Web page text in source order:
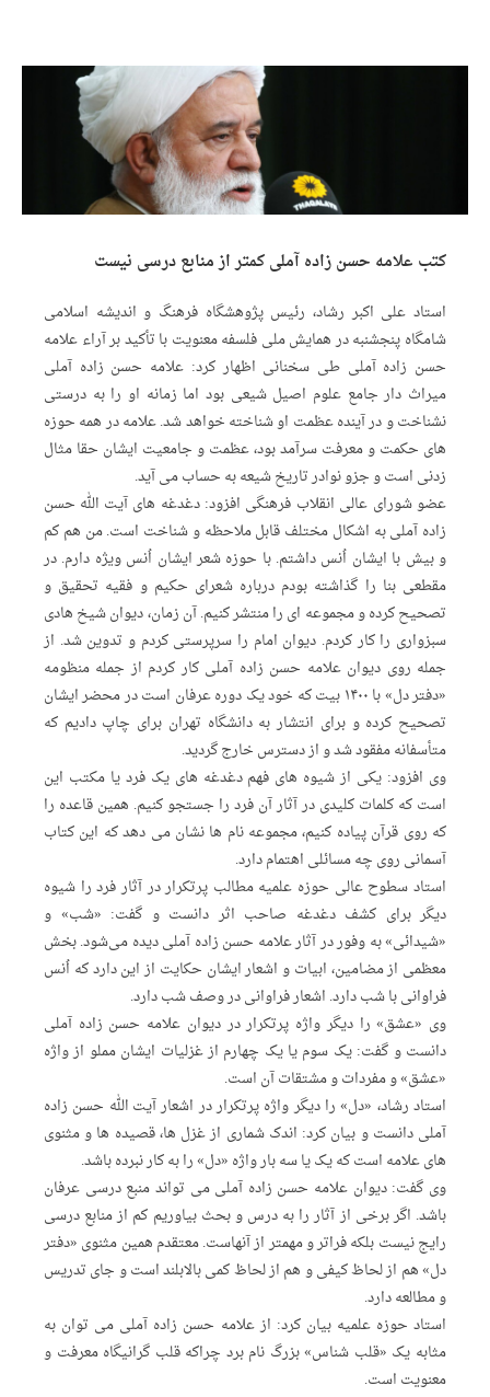
کتب علامه حسن زاده آملی کمتر از منابع درسی نیست
استاد علی اکبر رشاد، رئیس پژوهشگاه فرهنگ و اندیشه اسلامی
شامگاه پنجشنبه در همایش ملی فلسفه معنویت با تأکید بر آراء علامه
حسن زاده آملی طی سخنانی اظهار کرد: علامه حسن زاده آملی
میراث دار جامع علوم اصیل شیعی بود اما زمانه او را به درستی
نشناخت و در آینده عظمت او شناخته خواهد شد. علامه در همه حوزه
های حکمت و معرفت سرآمد بود، عظمت و جامعیت ایشان حقا مثال
زدنی است و جزو نوادر تاریخ شیعه به حساب می آید.
عضو شورای عالی انقلاب فرهنگی افزود: دغدغه های آیت الله حسن
زاده آملی به اشکال مختلف قابل ملاحظه و شناخت است. من هم کم
و بیش با ایشان اُنس داشتم. با حوزه شعر ایشان اُنس ویژه دارم. در
مقطعی بنا را گذاشته بودم درباره شعرای حکیم و فقیه تحقیق و
تصحیح کرده و مجموعه ای را منتشر کنیم. آن زمان، دیوان شیخ هادی
سبزواری را کار کردم. دیوان امام را سرپرستی کردم و تدوین شد. از
جمله روی دیوان علامه حسن زاده آملی کار کردم از جمله منظومه
«دفتر دل» با ۱۴۰۰ بیت که خود یک دوره عرفان است در محضر ایشان
تصحیح کرده و برای انتشار به دانشگاه تهران برای چاپ دادیم که
متأسفانه مفقود شد و از دسترس خارج گردید.
وی افزود: یکی از شیوه های فهم دغدغه های یک فرد یا مکتب این
است که کلمات کلیدی در آثار آن فرد را جستجو کنیم. همین قاعده را
که روی قرآن پیاده کنیم، مجموعه نام ها نشان می دهد که این کتاب
آسمانی روی چه مسائلی اهتمام دارد.
استاد سطوح عالی حوزه علمیه مطالب پرتکرار در آثار فرد را شیوه
دیگر برای کشف دغدغه صاحب اثر دانست و گفت: «شب» و
«شیدائی» به وفور در آثار علامه حسن زاده آملی دیده می‌شود. بخش
معظمی از مضامین، ابیات و اشعار ایشان حکایت از این دارد که اُنس
فراوانی با شب دارد. اشعار فراوانی در وصف شب دارد.
وی «عشق» را دیگر واژه پرتکرار در دیوان علامه حسن زاده آملی
دانست و گفت: یک سوم یا یک چهارم از غزلیات ایشان مملو از واژه
«عشق» و مفردات و مشتقات آن است.
استاد رشاد، «دل» را دیگر واژه پرتکرار در اشعار آیت الله حسن زاده
آملی دانست و بیان کرد: اندک شماری از غزل ها، قصیده ها و مثنوی
های علامه است که یک یا سه بار واژه «دل» را به کار نبرده باشد.
وی گفت: دیوان علامه حسن زاده آملی می تواند منبع درسی عرفان
باشد. اگر برخی از آثار را به درس و بحث بیاوریم کم از منابع درسی
رایج نیست بلکه فراتر و مهمتر از آنهاست. معتقدم همین مثنوی «دفتر
دل» هم از لحاظ کیفی و هم از لحاظ کمی بالابلند است و جای تدریس
و مطالعه دارد.
استاد حوزه علمیه بیان کرد: از علامه حسن زاده آملی می توان به
مثابه یک «قلب شناس» بزرگ نام برد چراکه قلب گرانیگاه معرفت و
معنویت است.